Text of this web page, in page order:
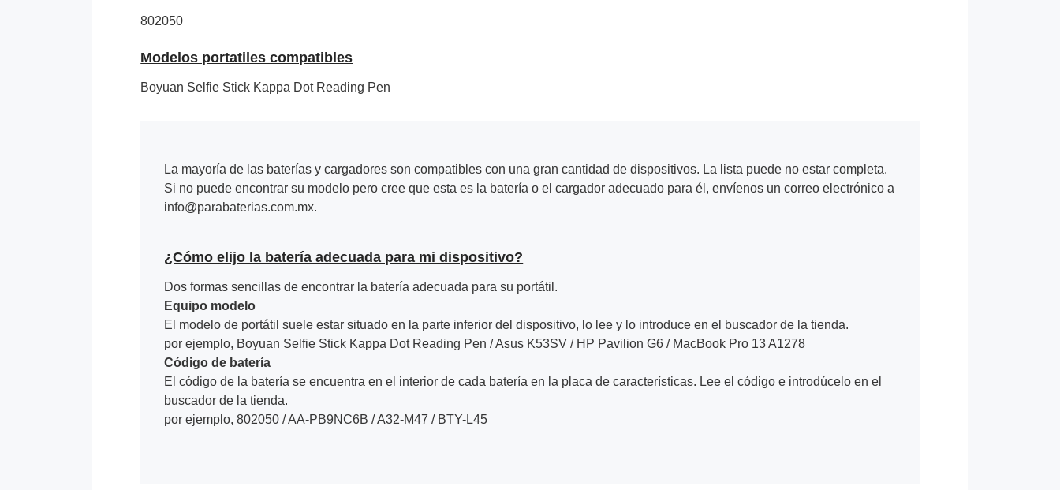
802050
Modelos portatiles compatibles
Boyuan Selfie Stick Kappa Dot Reading Pen
La mayoría de las baterías y cargadores son compatibles con una gran cantidad de dispositivos. La lista puede no estar completa.
Si no puede encontrar su modelo pero cree que esta es la batería o el cargador adecuado para él, envíenos un correo electrónico a
info@parabaterias.com.mx.
¿Cómo elijo la batería adecuada para mi dispositivo?
Dos formas sencillas de encontrar la batería adecuada para su portátil.
Equipo modelo
El modelo de portátil suele estar situado en la parte inferior del dispositivo, lo lee y lo introduce en el buscador de la tienda.
por ejemplo, Boyuan Selfie Stick Kappa Dot Reading Pen / Asus K53SV / HP Pavilion G6 / MacBook Pro 13 A1278
Código de batería
El código de la batería se encuentra en el interior de cada batería en la placa de características. Lee el código e introdúcelo en el
buscador de la tienda.
por ejemplo, 802050 / AA-PB9NC6B / A32-M47 / BTY-L45